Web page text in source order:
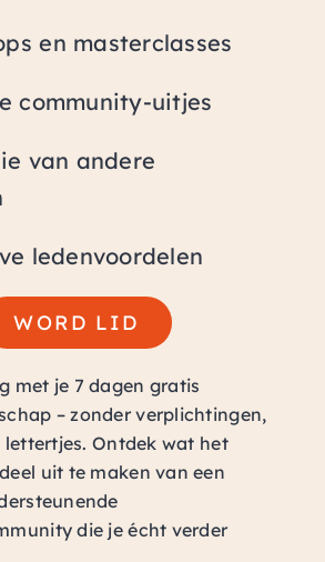
en masterclasses
community-uitjes
van andere
ledenvoordelen
WORD LID
met je 7 dagen gratis
– zonder verplichtingen,
lettertjes. Ontdek wat het
uit te maken van een
die je écht verder